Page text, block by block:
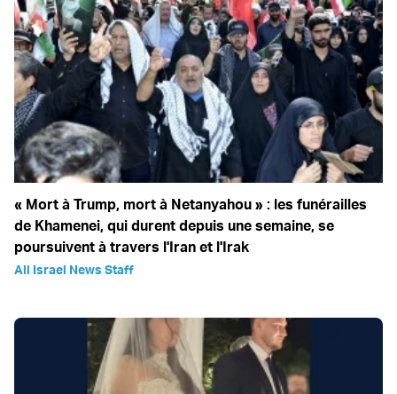
« Mort à Trump, mort à Netanyahou » : les funérailles
de Khamenei, qui durent depuis une semaine, se
poursuivent à travers l'Iran et l'Irak
All Israel News Staff